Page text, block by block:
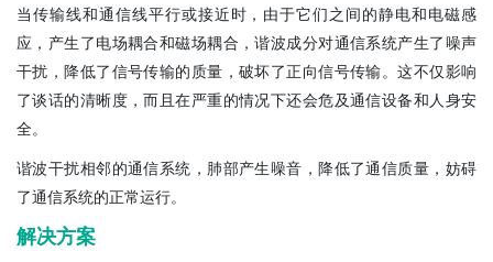
当传输线和通信线平行或接近时，由于它们之间的静电和电磁感
应，产生了电场耦合和磁场耦合，谐波成分对通信系统产生了噪声
干扰，降低了信号传输的质量，破坏了正向信号传输。这不仅影响
了谈话的清晰度，而且在严重的情况下还会危及通信设备和人身安
全。
谐波干扰相邻的通信系统，肺部产生噪音，降低了通信质量，妨碍
了通信系统的正常运行。
解决方案